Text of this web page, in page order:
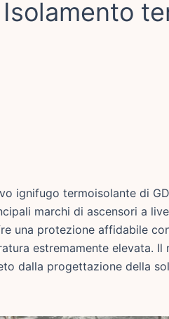
Isolamento
ignifugo termoisolante di
marchi di ascensori a
una protezione affidabile
estremamente elevata.
dalla progettazione della